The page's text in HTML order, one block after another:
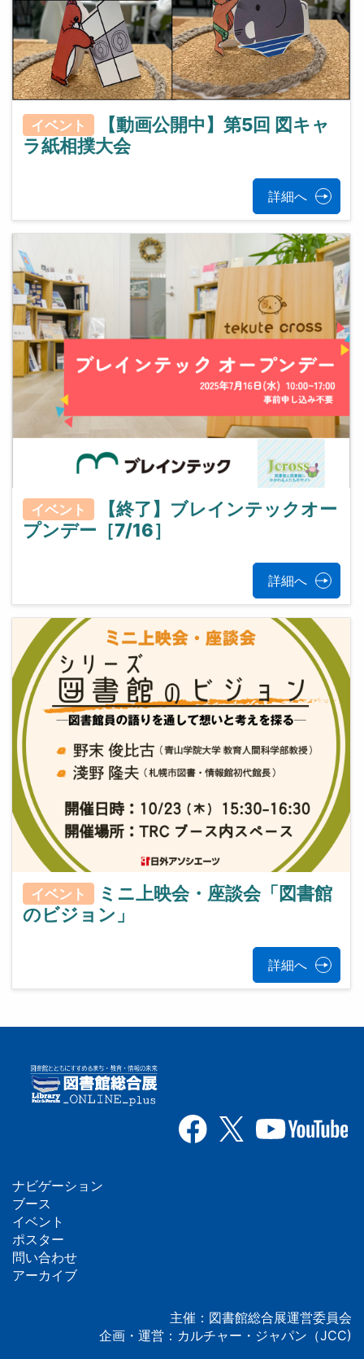
イベント
【動画公開中】第5回 図キャ
ラ紙相撲大会
詳細へ
イベント
【終了】ブレインテックオー
プンデー［7/16］
詳細へ
イベント
ミニ上映会・座談会「図書館
のビジョン」
詳細へ
フ
ッ
タ
ナビゲーション
ブース
イベント
ポスター
問い合わせ
アーカイブ
主催：図書館総合展運営委員会
企画・運営：カルチャー・ジャパン（JCC)